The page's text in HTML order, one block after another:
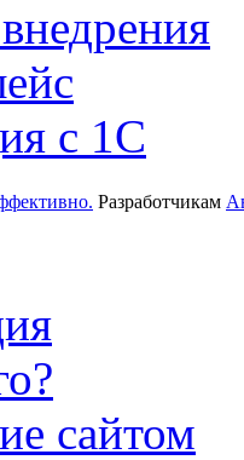
с 1С
Разработчикам
сайтом